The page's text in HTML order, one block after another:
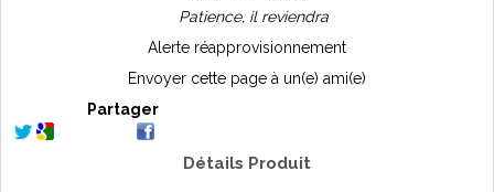
Patience, il reviendra
Alerte réapprovisionnement
Envoyer cette page à un(e) ami(e)
Partager
Détails Produit